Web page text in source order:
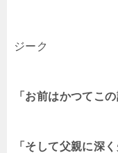
ジーク
「お前はかつてこ
「そして父親に深く